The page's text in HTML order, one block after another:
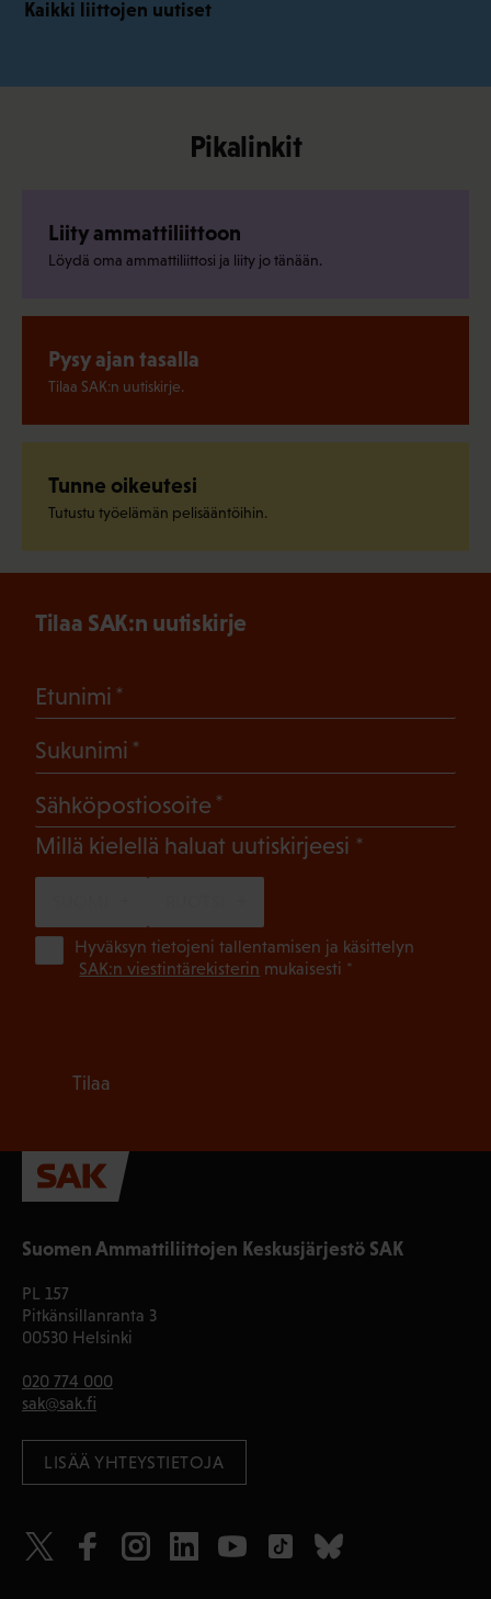
Kaikki liittojen uutiset
Pikalinkit
Liity ammattiliittoon
Löydä oma ammattiliittosi ja liity jo tänään.
Pysy ajan tasalla
Tilaa SAK:n uutiskirje.
Tunne oikeutesi
Tutustu työelämän pelisääntöihin.
Suomen Ammattiliittojen Keskusjärjestö SAK
PL 157
Pitkänsillanranta 3
00530 Helsinki
020 774 000
sak@sak.fi
LISÄÄ YHTEYSTIETOJA
Tilaa SAK:n uutiskirje
Etunimi
Sukunimi
Sähköpostiosoite
Millä kielellä haluat uutiskirjeesi (Pakollinen)
Hyväksyn tietojeni tallentamisen ja käsittelyn
SAK:n viestintärekisterin mukaisesti *
Tilaa